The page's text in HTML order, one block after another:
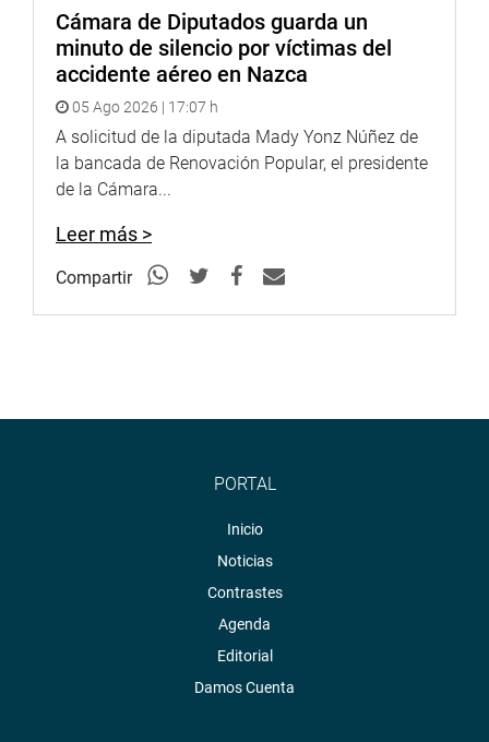
Cámara de Diputados guarda un
minuto de silencio por víctimas del
accidente aéreo en Nazca
05 Ago 2026 | 17:07 h
A solicitud de la diputada Mady Yonz Núñez de
la bancada de Renovación Popular, el presidente
de la Cámara...
Leer más >
Compartir
PORTAL
Inicio
Noticias
Contrastes
Agenda
Editorial
Damos Cuenta